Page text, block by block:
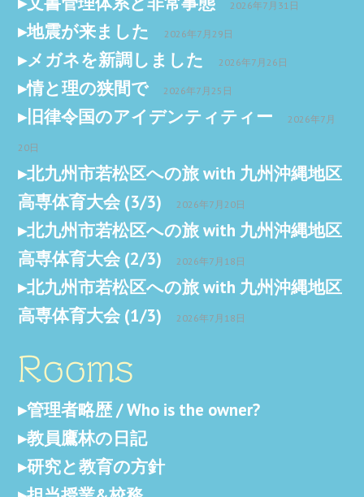
2026年7月31日
地震が来ました 2026年7月29日
メガネを新調しました 2026年7月26日
情と理の狭間で 2026年7月25日
旧律令国のアイデンティティー 2026年7月
20日
北九州市若松区への旅 with 九州沖縄地区
高専体育大会 (3/3)
2026年7月20日
北九州市若松区への旅 with 九州沖縄地区
高専体育大会 (2/3)
2026年7月18日
北九州市若松区への旅 with 九州沖縄地区
高専体育大会 (1/3)
2026年7月18日
Rooms
管理者略歴 / Who is the owner?
教員鷹林の日記
研究と教育の方針